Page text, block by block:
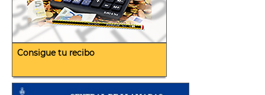
Consigue tu recibo